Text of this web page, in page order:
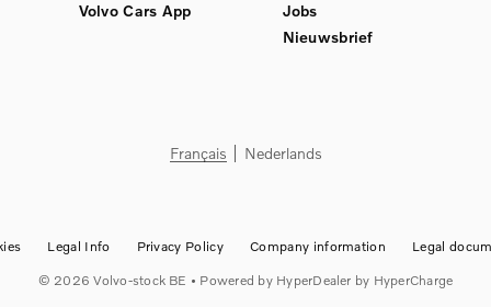
Volvo Cars App
Jobs
Nieuwsbrief
Français Nederlands
Legal Info Privacy Policy Company information Legal
© 2026 Volvo-stock BE • Powered by HyperDealer by HyperCharge